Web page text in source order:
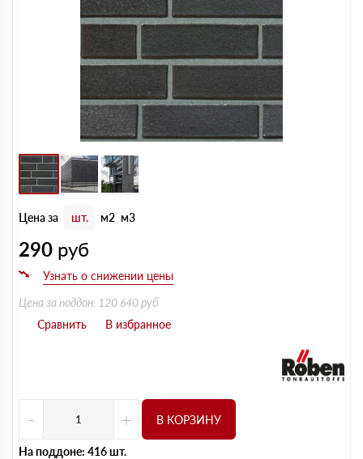
Цена за шт. м2 м3
290 руб
Цена за поддон: 120 640 руб
- + В КОРЗИНУ
На поддоне: 416 шт.